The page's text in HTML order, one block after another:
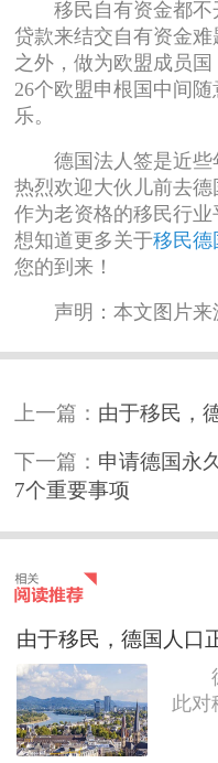
移民自有资金都不
贷款来结交自有资金
之外，做为欧盟成员
26个欧盟申根国中间
乐。
德国法人签是近些
热烈欢迎大伙儿前去
作为老资格的移民行
想知道更多关于移民德
您的到来！
声明：本文图片来
上一篇： 由于移民，
下一篇： 申请德国永
7个重要事项
由于移民，德国人口
德
此对